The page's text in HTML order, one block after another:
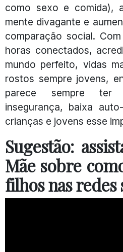
como sexo e comida),
mente divagante e
comparação social.
horas conectados,
mundo perfeito, vidas
rostos sempre jovens,
parece sempre ter
insegurança, baixa
crianças e jovens esse
Sugestão:
Mãe sobre
filhos nas redes